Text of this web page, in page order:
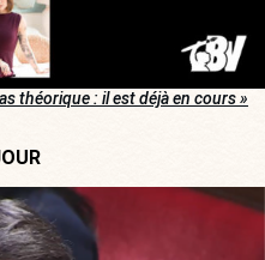
théorique : il est déjà en cours »